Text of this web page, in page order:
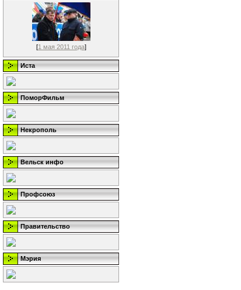
[1 мая 2011 года]
Иста
ПоморФильм
Некрополь
Вельск инфо
Профсоюз
Правительство
Мэрия